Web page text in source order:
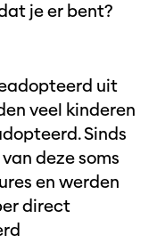
je er bent?
uit
veel kinderen
Sinds
deze soms
en werden
direct